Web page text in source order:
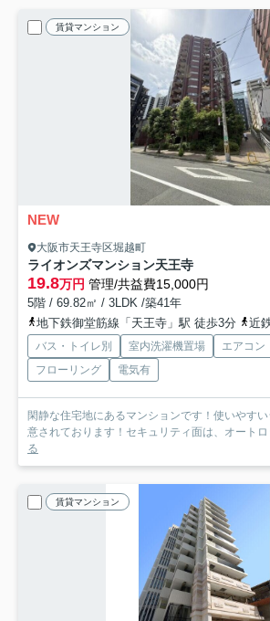
賃貸マンション
NEW
大阪市天王寺区堀越町
ライオンズマンション天王寺
19.8万円 管理/共益費15,000円
5階 / 69.82㎡ / 3LDK /築41年
地下鉄御堂筋線「天王寺」駅 徒歩3分
近鉄南
バス・トイレ別 室内洗濯機置場 エアコン
フローリング
電気有
閑静な住宅地にあるマンションです！使いやす
意されております！セキュリティ面は、オート
る
賃貸マンション